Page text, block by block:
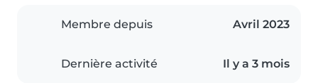
Membre depuis Avril 2023
Dernière activité Il y a 3 mois